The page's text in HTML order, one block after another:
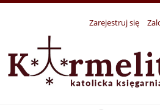
Zarejestruj się